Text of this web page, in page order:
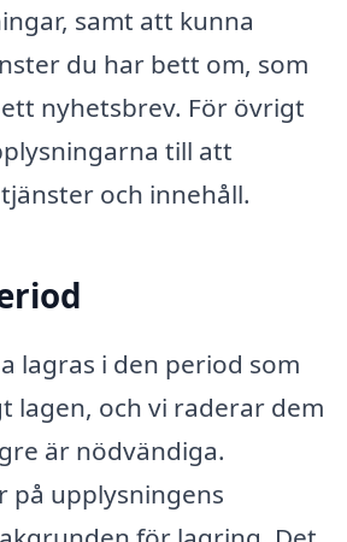
samt att kunna
du har bett om, som
nyhetsbrev. För övrigt
till att
och innehåll.
lagras i den period som
lagen, och vi raderar dem
är nödvändiga.
på upplysningens